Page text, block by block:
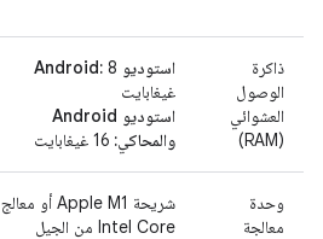
ذاكرة
الوصول
العشوائي
(RAM)
استوديو Android: 8
غيغابايت
استوديو Android
والمحاكي:
وحدة
معالجة
شريحة Apple M1 أو معالج
Intel Core من الجيل